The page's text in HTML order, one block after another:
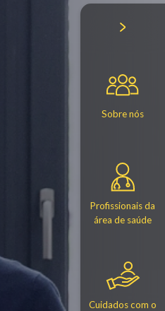
Sobre nós
Profissionais da
área de saúde
Cuidados com o